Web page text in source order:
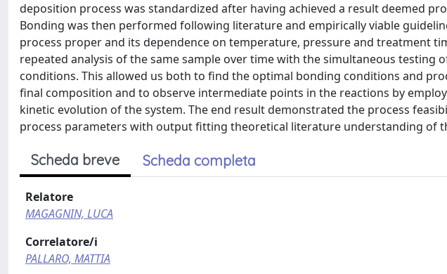
deposition process was standardized after having achieved a result deemed
Bonding was then performed following literature and empirically viable
process proper and its dependence on temperature, pressure and treatment
repeated analysis of the same sample over time with the simultaneous testing
conditions. This allowed us both to find the optimal bonding conditions and
final composition and to observe intermediate points in the reactions by
kinetic evolution of the system. The end result demonstrated the process
process parameters with output fitting theoretical literature understanding of
Scheda breve Scheda completa
Relatore
MAGAGNIN, LUCA
Correlatore/i
PALLARO, MATTIA